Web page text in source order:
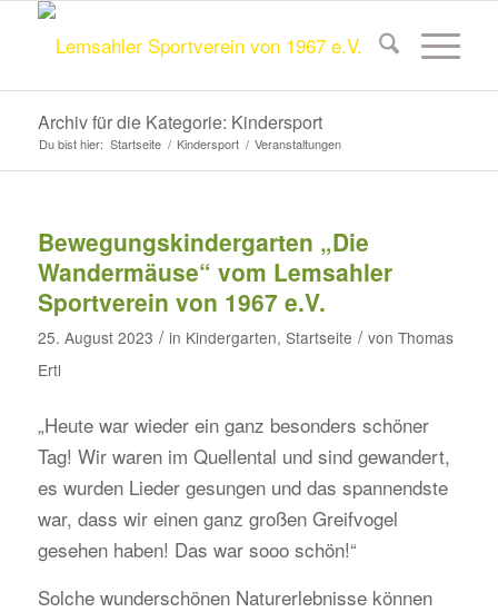
Archiv für die Kategorie: Kindersport
Du bist hier: Startseite / Kindersport / Veranstaltungen
Bewegungskindergarten „Die
Wandermäuse“ vom Lemsahler
Sportverein von 1967 e.V.
25. August 2023 / in Kindergarten, Startseite / von Thomas
Ertl
„Heute war wieder ein ganz besonders schöner
Tag! Wir waren im Quellental und sind gewandert,
es wurden Lieder gesungen und das spannendste
war, dass wir einen ganz großen Greifvogel
gesehen haben! Das war sooo schön!“
Solche wunderschönen Naturerlebnisse können